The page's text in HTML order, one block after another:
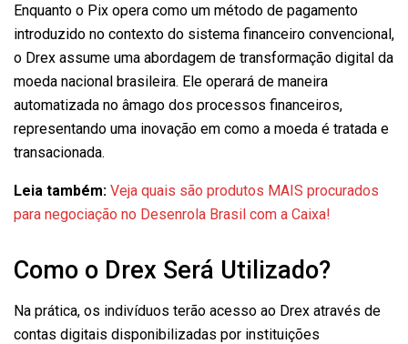
Enquanto o Pix opera como um método de pagamento
introduzido no contexto do sistema financeiro convencional,
o Drex assume uma abordagem de transformação digital da
moeda nacional brasileira. Ele operará de maneira
automatizada no âmago dos processos financeiros,
representando uma inovação em como a moeda é tratada e
transacionada.
Leia também: Veja quais são produtos MAIS procurados
para negociação no Desenrola Brasil com a Caixa!
Como o Drex Será Utilizado?
Na prática, os indivíduos terão acesso ao Drex através de
contas digitais disponibilizadas por instituições